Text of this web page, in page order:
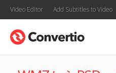
Video Editor Add Subtitles to Video